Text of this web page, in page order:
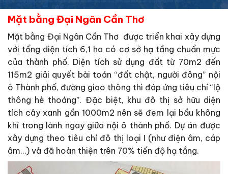
Mặt bằng Đại Ngân Cần Thơ
Mặt bằng Đại Ngân Cần Thơ được triển khai xây dựng
với tổng diện tích 6,1 ha có cơ sở hạ tầng chuẩn mực
của thành phố. Diện tích sử dụng đất từ 70m2 đến
115m2 giải quyết bài toán “đất chật, người đông” nội
ô Thành phố, đường giao thông thì đáp ứng tiêu chí “lộ
thông hè thoáng”. Đặc biệt, khu đô thị sở hữu diện
tích cây xanh gần 1000m2 nên sẽ đem lại bầu không
khí trong lành ngay giữa nội ô thành phố. Dự án được
xây dựng theo tiêu chí đô thị loại I (như điện âm, cáp
âm…) và đã hoàn thiện trên 70% tiến độ hạ tầng.